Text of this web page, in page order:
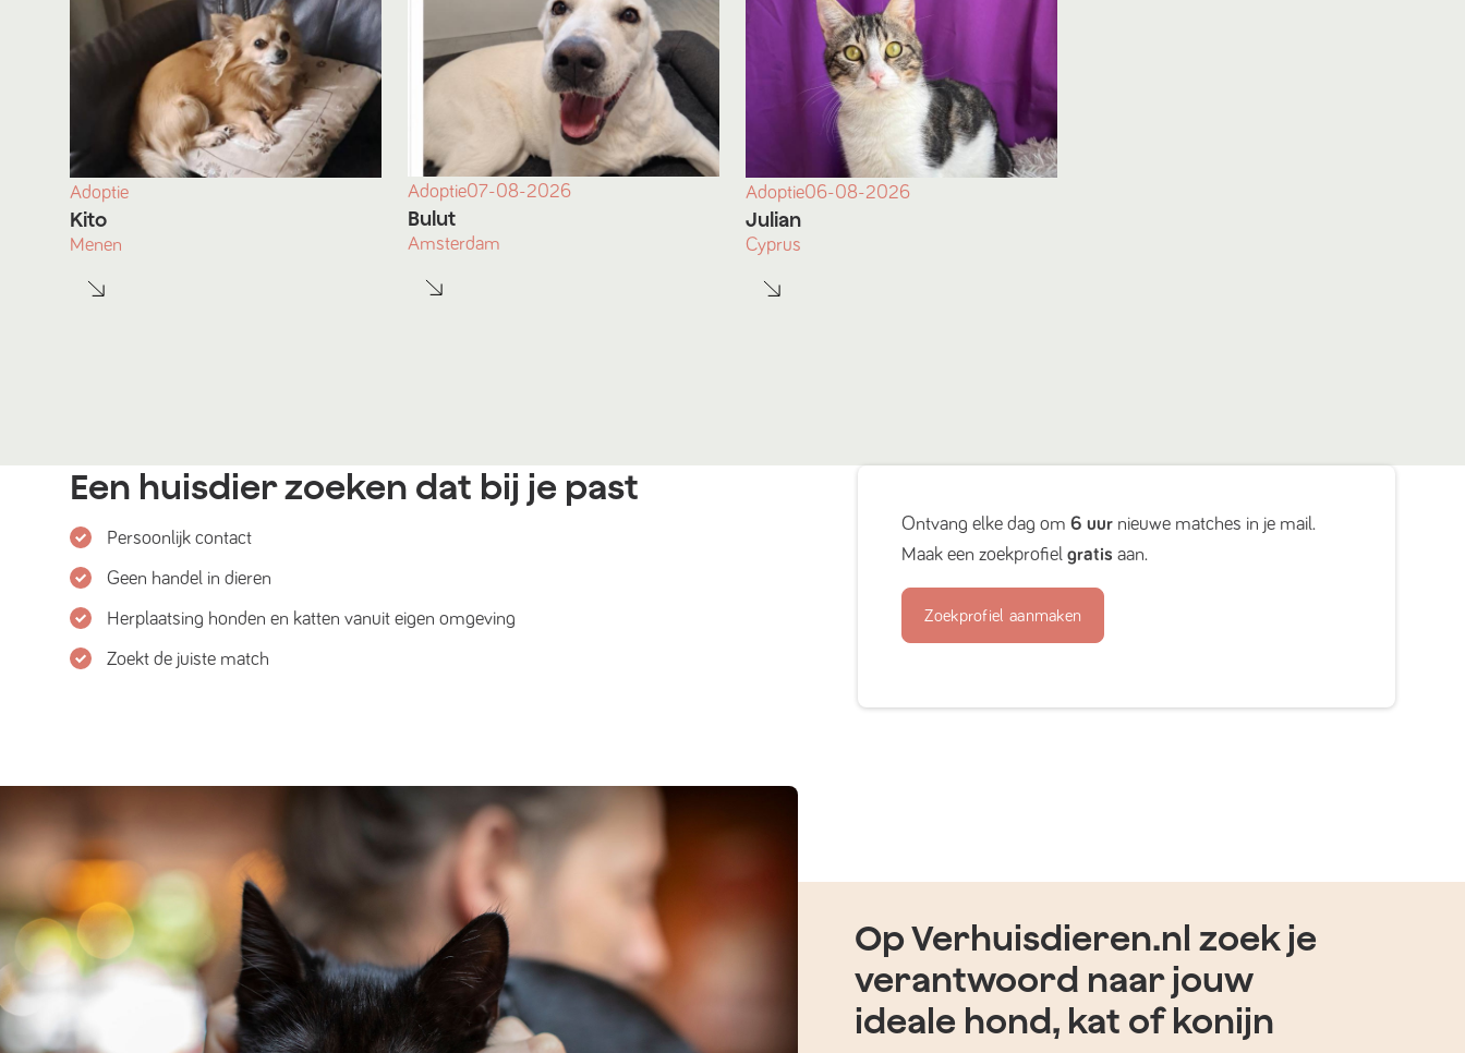
Adoptie
Kito
Menen
Adoptie07-08-2026
Bulut
Amsterdam
Adoptie06-08-2026
Julian
Cyprus
Een huisdier zoeken dat bij je past
Persoonlijk contact
Geen handel in dieren
Herplaatsing honden en katten vanuit eigen omgeving
Zoekt de juiste match
Ontvang elke dag om6 uur nieuwe matches in je mail.
Maak een zoekprofielgratis aan.
Zoekprofiel aanmaken
Op Verhuisdieren.nl zoek je
verantwoord naar jouw
ideale hond, kat of konijn